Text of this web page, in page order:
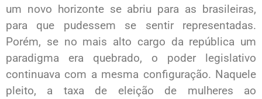
um novo horizonte se abriu para as brasileiras,
para que pudessem se sentir representadas.
Porém, se no mais alto cargo da república um
paradigma era quebrado, o poder legislativo
continuava com a mesma configuração. Naquele
pleito, a taxa de eleição de mulheres ao